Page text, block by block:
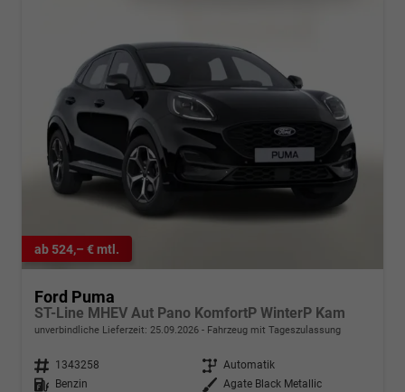
ab 524,– € mtl.
Ford Puma
ST-Line MHEV Aut Pano KomfortP WinterP Kam
unverbindliche Lieferzeit: 25.09.2026 Fahrzeug mit Tageszulassung
Fahrzeugnr. 1343258 Getriebe Automatik
Kraftstoff
Benzin Außenfarbe Agate Black Metallic